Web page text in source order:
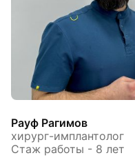
Рауф Рагимов
хирург-имплантолог
Стаж работы - 8 лет